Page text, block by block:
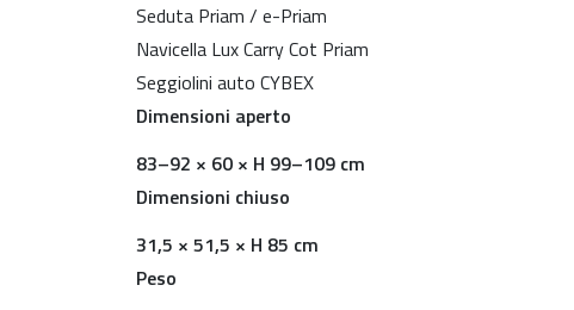
Seduta Priam / e-Priam
Navicella Lux Carry Cot Priam
Seggiolini auto CYBEX
Dimensioni aperto
83–92 × 60 × H 99–109 cm
Dimensioni chiuso
31,5 × 51,5 × H 85 cm
Peso